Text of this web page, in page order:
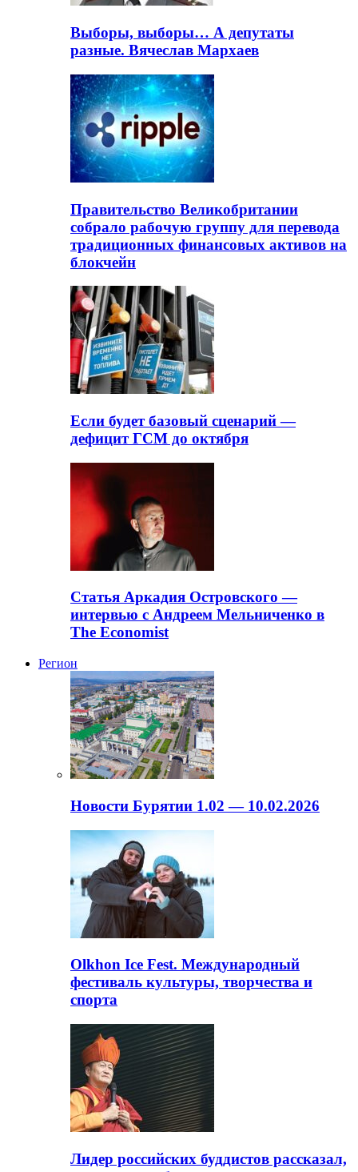
Выборы, выборы… А депутаты
разные. Вячеслав Мархаев
Правительство Великобритании
собрало рабочую группу для перевода
традиционных финансовых активов на
блокчейн
Если будет базовый сценарий —
дефицит ГСМ до октября
Статья Аркадия Островского —
интервью с Андреем Мельниченко в
The Economist
Регион
Новости Бурятии 1.02 — 10.02.2026
Olkhon Ice Fest. Международный
фестиваль культуры, творчества и
спорта
Лидер российских буддистов рассказал,